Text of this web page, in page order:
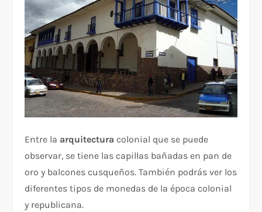
Entre la arquitectura colonial que se puede
observar, se tiene las capillas bañadas en pan de
oro y balcones cusqueños. También podrás ver los
diferentes tipos de monedas de la época colonial
y republicana.